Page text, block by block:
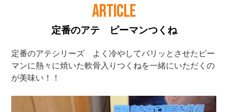
ARTICLE
定番のアテ ピーマンつくね